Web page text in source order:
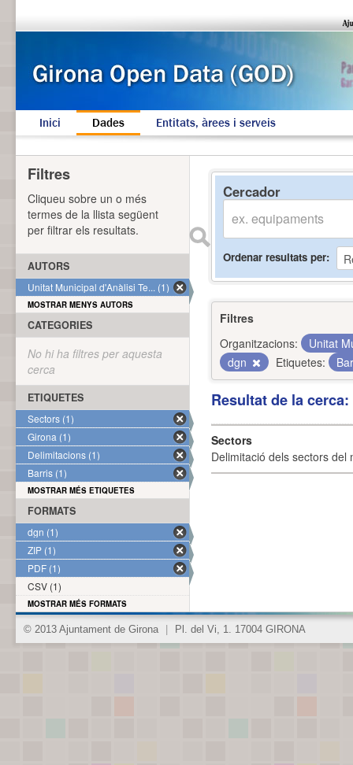
Inici Dades Entitats, àrees i serveis
Cercador
Ordenar resultats per
Filtres
Organitzacions:
Unitat
dgn
Etiquetes:
Resultat de la
Sectors
Delimitació dels sectors del
Filtres
Cliqueu sobre un o més
termes de la llista següent
per filtrar els resultats.
AUTORS
Unitat Municipal d'Anàlisi Te... (1)
MOSTRAR MENYS AUTORS
CATEGORIES
No hi ha filtres per aquesta
cerca
ETIQUETES
Sectors (1)
Girona (1)
Delimitacions (1)
Barris (1)
MOSTRAR MÉS ETIQUETES
FORMATS
dgn (1)
ZIP (1)
PDF (1)
CSV (1)
MOSTRAR MÉS FORMATS
© 2013 Ajuntament de Girona Pl. del Vi, 1. 17004 GIRONA